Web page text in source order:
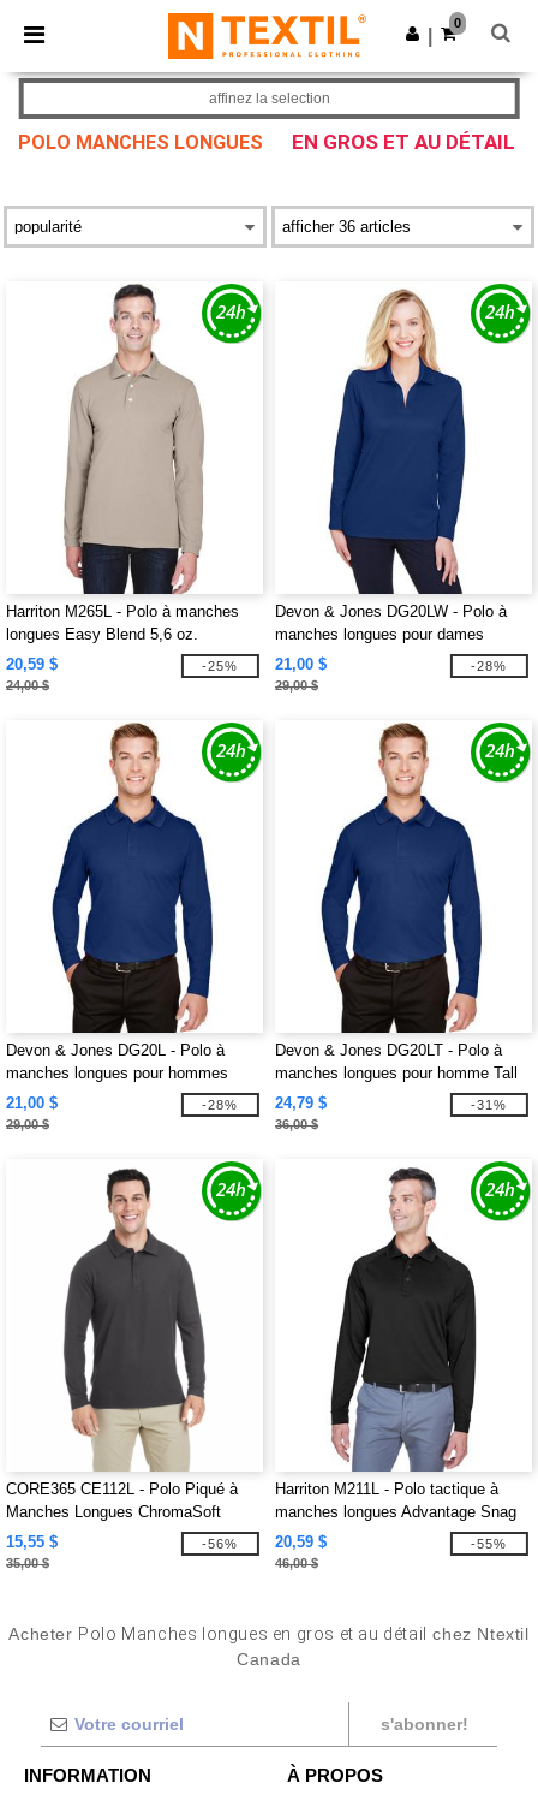
× Appli Ntextil
Meilleurs prix sur l’app !
Obtenir l'appli
0
POLO MANCHES LONGUES EN GROS ET AU DÉTAIL
affinez la selection
Harriton M265L - Polo à manches
longues Easy Blend 5,6 oz.
20,59 $
24,00 $
-25%
Devon & Jones DG20LW - Polo à
manches longues pour dames
CrownLux Performance Plaited
21,00 $
29,00 $
-28%
Devon & Jones DG20L - Polo à
manches longues pour hommes
CrownLux Performance Plaited
21,00 $
29,00 $
-28%
Devon & Jones DG20LT - Polo à
manches longues pour homme Tall
CrownLux Performance Plaited
24,79 $
36,00 $
-31%
CORE365 CE112L - Polo Piqué à
Manches Longues ChromaSoft
Fusion pour Hommes
15,55 $
35,00 $
-56%
Harriton M211L - Polo tactique à
manches longues Advantage Snag
Protection Plus pour hommes
20,59 $
46,00 $
-55%
Acheter Polo Manches longues en gros et au détail chez Ntextil
Canada
s'abonner!
INFORMATION À PROPOS